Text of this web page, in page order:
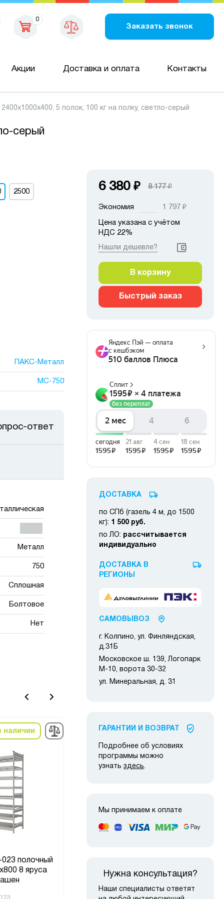
0
Заказать звонок
Акции Доставка и оплата Контакты
5 полок, 100 кг на полку, светло-серый
серый
2500
ПАКС-Металл
МС-750
Металл
750
Сплошная
Болтовое
Нет
ответ
наличии
полочный
8 яруса
в наличии
200х100х30, 8 полок
Код товара:220171
6 380 ₽ 8 177₽
Экономия 1 797 ₽
Цена указана с учётом
НДС 22%
Нашли дешевле?
В корзину
Быстрый заказ
ДОСТАВКА
по СПб (газель 4 м, до 1500
кг): 1 500 руб.
по ЛО: рассчитывается
индивидуально
ДОСТАВКА В
РЕГИОНЫ
САМОВЫВОЗ
г. Колпино, ул. Финляндская,
д.31Б
Московское ш. 139, Логопарк
М-10, ворота 30-32
ул. Минеральная, д. 31
ГАРАНТИИ И ВОЗВРАТ
Подробнее об условиях
программы можно
узнать здесь.
Мы принимаем к оплате
Нужна консультация?
Наши специалисты ответят